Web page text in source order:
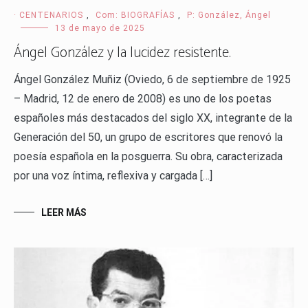
· CENTENARIOS , Com: BIOGRAFÍAS ,
P: González, Ángel
13 de mayo de 2025
Ángel González y la lucidez resistente.
Ángel González Muñiz (Oviedo, 6 de septiembre de 1925
– Madrid, 12 de enero de 2008) es uno de los poetas
españoles más destacados del siglo XX, integrante de la
Generación del 50, un grupo de escritores que renovó la
poesía española en la posguerra. Su obra, caracterizada
por una voz íntima, reflexiva y cargada […]
LEER MÁS